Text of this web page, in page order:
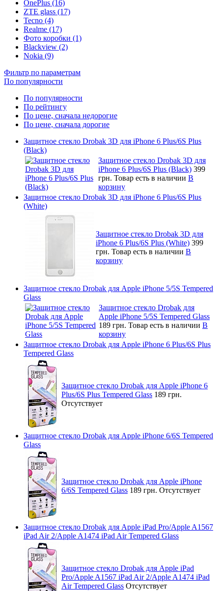
OnePlus (16)
ZTE glass (17)
Tecno (4)
Realme (17)
Фото коробки (1)
Blackview (2)
Nokia (9)
Фильтр по параметрам
По популярности
По популярности
По рейтингу
По цене, сначала недорогие
По цене, сначала дорогие
Защитное стекло Drobak 3D для iPhone 6 Plus/6S Plus
(Black)
Защитное стекло Drobak 3D для
iPhone 6 Plus/6S Plus (Black) 399
грн. Товар есть в наличии В
корзину
Защитное стекло Drobak 3D для iPhone 6 Plus/6S Plus
(White)
Защитное стекло Drobak 3D для
iPhone 6 Plus/6S Plus (White) 399
грн. Товар есть в наличии В
корзину
Защитное стекло Drobak для Apple iPhone 5/5S Tempered
Glass
Защитное стекло Drobak для
Apple iPhone 5/5S Tempered Glass
189 грн. Товар есть в наличии В
корзину
Защитное стекло Drobak для Apple iPhone 6 Plus/6S Plus
Tempered Glass
Защитное стекло Drobak для Apple iPhone 6
Plus/6S Plus Tempered Glass 189 грн.
Отсутствует
Защитное стекло Drobak для Apple iPhone 6/6S Tempered
Glass
Защитное стекло Drobak для Apple iPhone
6/6S Tempered Glass 189 грн. Отсутствует
Защитное стекло Drobak для Apple iPad Pro/Apple A1567
iPad Air 2/Apple A1474 iPad Air Tempered Glass
Защитное стекло Drobak для Apple iPad
Pro/Apple A1567 iPad Air 2/Apple A1474 iPad
Air Tempered Glass Отсутствует